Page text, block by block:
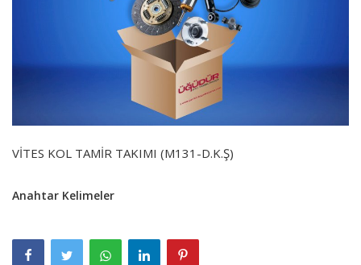
VİTES KOL TAMİR TAKIMI (M131-D.K.Ş)
Anahtar Kelimeler